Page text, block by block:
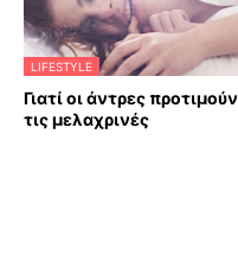
LIFESTYLE
Γιατί οι άντρες προτιμούν
τις μελαχρινές